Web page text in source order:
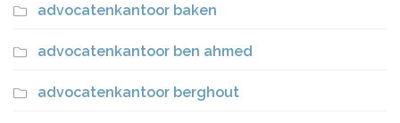
advocatenkantoor baken
advocatenkantoor ben ahmed
advocatenkantoor berghout